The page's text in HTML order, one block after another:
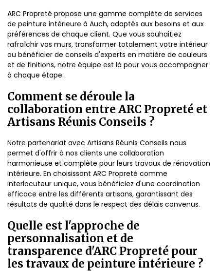
ARC Propreté propose une gamme complète de services
de peinture intérieure à Auch, adaptés aux besoins et aux
préférences de chaque client. Que vous souhaitiez
rafraîchir vos murs, transformer totalement votre intérieur
ou bénéficier de conseils d'experts en matière de couleurs
et de finitions, notre équipe est là pour vous accompagner
à chaque étape.
Comment se déroule la
collaboration entre ARC Propreté et
Artisans Réunis Conseils ?
Notre partenariat avec Artisans Réunis Conseils nous
permet d'offrir à nos clients une collaboration
harmonieuse et complète pour leurs travaux de rénovation
intérieure. En choisissant ARC Propreté comme
interlocuteur unique, vous bénéficiez d'une coordination
efficace entre les différents artisans, garantissant des
résultats de qualité dans le respect des délais convenus.
Quelle est l'approche de
personnalisation et de
transparence d'ARC Propreté pour
les travaux de peinture intérieure ?